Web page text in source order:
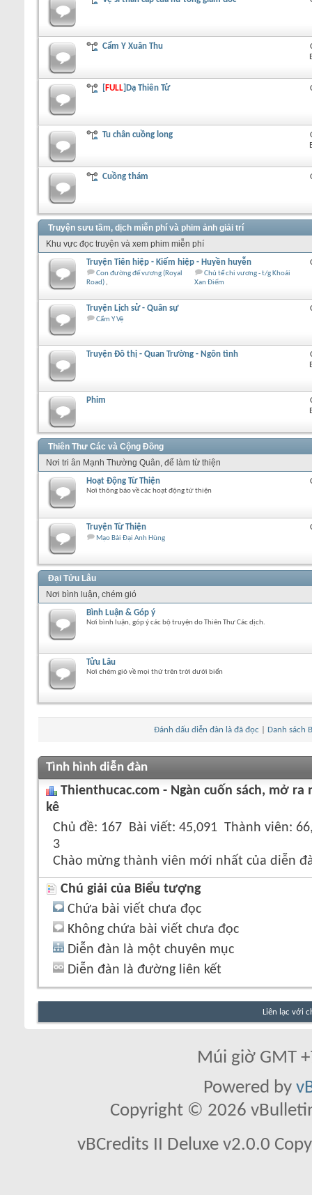
Cẩm Y Xuân Thu
[ FULL]Dạ Thiên Tử
Tu chân cuồng long
Cuồng thám
Truyện sưu tầm, dịch miễn phí và phim ảnh giải trí
Khu vực đọc truyện và xem phim miễn phí
Truyện Tiên hiệp - Kiếm hiệp - Huyền huyễn
Con đường đế vương (Royal
Road)
Chủ tể chi vương - t/g Khoái
Xan Điếm
Truyện Lịch sử - Quân sự
Cẩm Y Vệ
Truyện Đô thị - Quan Trường - Ngôn tình
Phim
Thiên Thư Các và Cộng Đồng
Nơi tri ân Mạnh Thường Quân, để làm từ thiện
Hoạt Động Từ Thiện
Nơi thông báo về các hoạt động từ thiện
Truyện Từ Thiện
Mạo Bài Đại Anh Hùng
Đại Tửu Lâu
Nơi bình luận, chém gió
Bình Luận & Góp ý
Nơi bình luận, góp ý các bộ truyện do Thiên Thư Các dịch.
Tửu Lâu
Nơi chém gió về mọi thứ trên trời dưới biển
Đánh dấu diễn đàn là đã đọc Danh sách
Tình hình diễn đàn
Thienthucac.com - Ngàn cuốn sách, mở ra
kê
Chủ đề 167 Bài viết 45,091 Thành viên
3
Chào mừng thành viên mới nhất của diễn
Chú giải của Biểu tượng
Chứa bài viết chưa đọc
Không chứa bài viết chưa đọc
Diễn đàn là một chuyên mục
Diễn đàn là đường liên kết
Liên lạc với
Múi giờ GMT
Powered by
Copyright © 2026
vBCredits II Deluxe v2.0.0